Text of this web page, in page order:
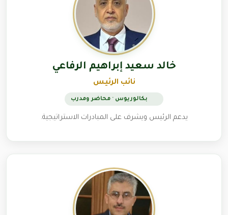
خالد سعيد إبراهيم الرفاعي
نائب الرئيس
بكالوريوس · محاضر ومدرب
يدعم الرئيس ويشرف على المبادرات الاستراتيجية.